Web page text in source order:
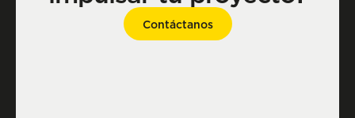
Contáctanos